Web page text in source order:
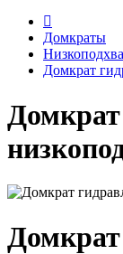
Домкраты
Домкрат